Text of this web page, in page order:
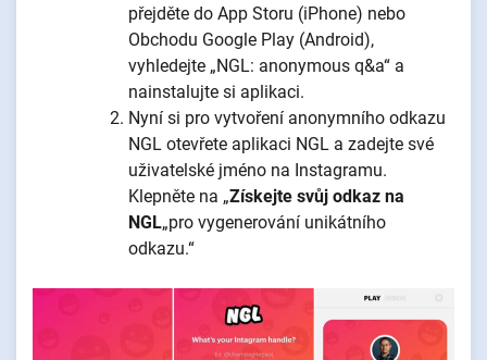
přejděte do App Storu (iPhone) nebo
Obchodu Google Play (Android),
vyhledejte „NGL: anonymous q&a“ a
nainstalujte si aplikaci.
Nyní si pro vytvoření anonymního odkazu
NGL otevřete aplikaci NGL a zadejte své
uživatelské jméno na Instagramu.
Klepněte na „Získejte svůj odkaz na
NGL„pro vygenerování unikátního
odkazu.“